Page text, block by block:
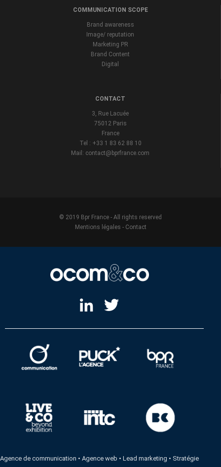
COMMUNICATION SCOPE
Brand awareness
Image/ reputation
Marketing PR
Brand Content
Digital
CONTACT
3, Rue Lacuée
75012 Paris
France
Tel : +33 1 83 62 88 10
Mail: contact@bprfrance.com
© 2019 Bpr France - All rights reserved
Mentions légales - Contact
Agence de communication •Agence web •Lead marketing • Stratégie